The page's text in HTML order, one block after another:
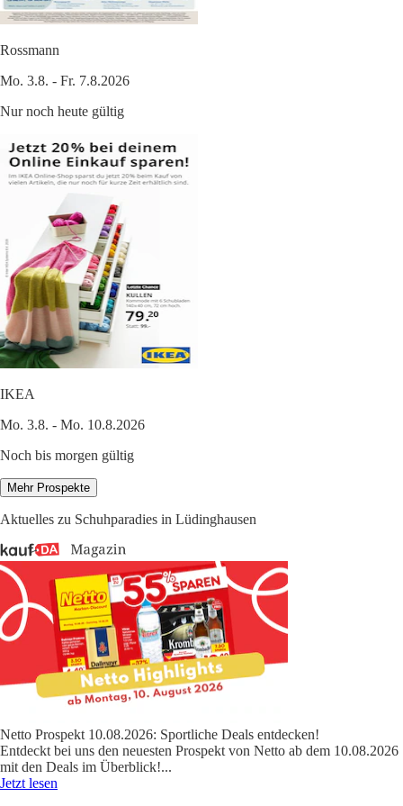
Rossmann
Mo. 3.8. - Fr. 7.8.2026
Nur noch heute gültig
IKEA
Mo. 3.8. - Mo. 10.8.2026
Noch bis morgen gültig
Mehr Prospekte
Aktuelles zu Schuhparadies in Lüdinghausen
Netto Prospekt 10.08.2026: Sportliche Deals entdecken!
Entdeckt bei uns den neuesten Prospekt von Netto ab dem 10.08.2026
mit den Deals im Überblick!...
Jetzt lesen